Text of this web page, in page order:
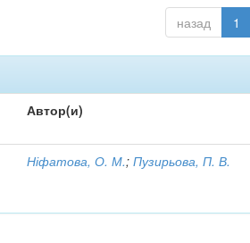
назад 1
Автор(и)
Ніфатова, О. М.;Пузирьова, П. В.